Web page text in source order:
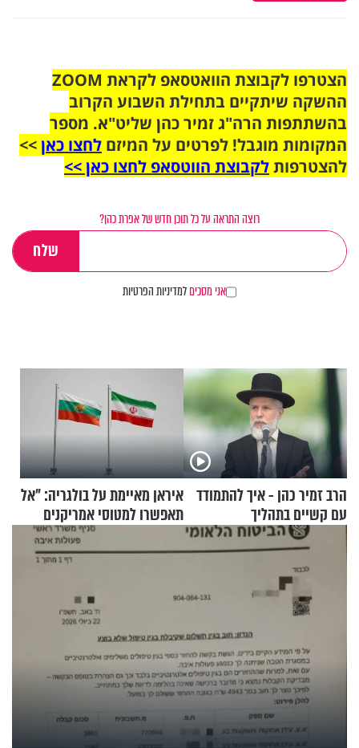
הצטרפו לקבוצת הוואטסאפ לקראת ZOOM
ההשקה שיתקיים בתחילת השבוע הקרוב
בהשתתפות הרה"ג זמיר כהן שליט"א. מספר
המקומות מוגבל! לפרטים על המיזם לחצו כאן>>
להצטרפותלקבוצת הווטסאפ לחצו כאן >>
רוצה התראה על כל תוכן חדש של אפרת כהן?
אני מסכיםלמדיניות הפרטיות
הרב זמיר כהן - איך להתמודד
עם קשיים בתהליך
ההתחזקות?
איראן מאיימת על בולגריה: "אל
תאפשרו למטוסי אמריקנים
להמריא מהשטח שלכם"